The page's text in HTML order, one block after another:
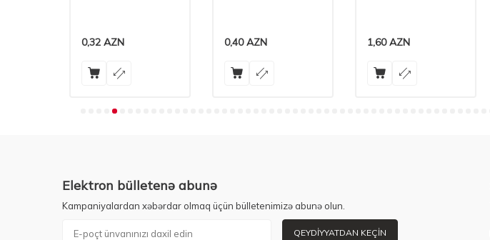
0,32AZN 0,40AZN 1,60AZN
Elektron bülletenə abunə
Kampaniyalardan xəbərdar olmaq üçün bülletenimizə abunə olun.
QEYDIYYATDAN KEÇIN